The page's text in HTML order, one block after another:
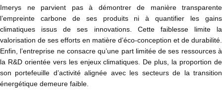
Imerys ne parvient pas à démontrer de manière transparente
l’empreinte carbone de ses produits ni à quantifier les gains
climatiques issus de ses innovations. Cette faiblesse limite la
valorisation de ses efforts en matière d’éco-conception et de durabilité.
Enfin, l’entreprise ne consacre qu’une part limitée de ses ressources à
la R&D orientée vers les enjeux climatiques. De plus, la proportion de
son portefeuille d’activité alignée avec les secteurs de la transition
énergétique demeure faible.